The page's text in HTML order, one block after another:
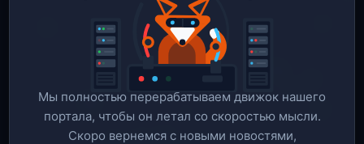
Мы полностью перерабатываем движок нашего
портала, чтобы он летал со скоростью мысли.
Скоро вернемся c новыми новостями,